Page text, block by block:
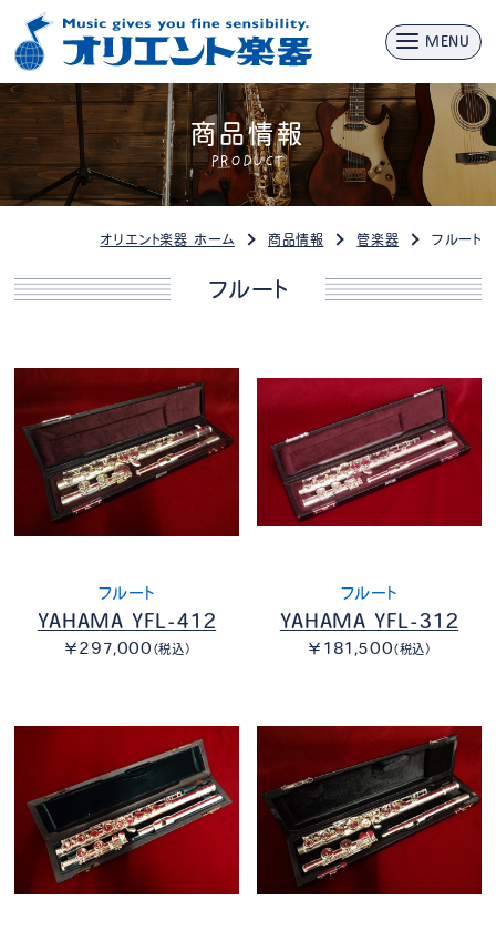
MENU
商品情報
PRODUCT
オリエント楽器 ホーム 商品情報 管楽器 フルート
フルート
フルート
YAHAMA YFL-412
￥297,000 （税込）
フルート
YAHAMA YFL-312
￥181,500（税込）